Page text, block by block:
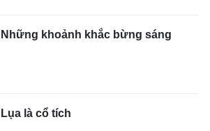
Những khoảnh khắc bừng sáng
Lụa là cổ tích